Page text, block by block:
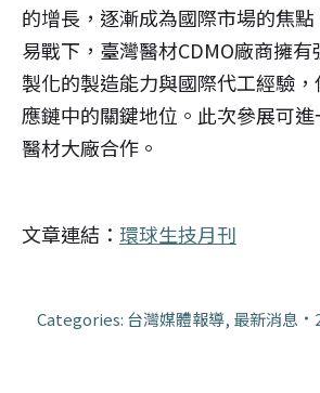
的增長，逐漸成為國際市場的焦
易戰下，臺灣醫材CDMO廠商擁
製化的製造能力與國際代工經驗
應鏈中的關鍵地位。此次參展可
醫材大廠合作。
文章連結： 環球生技月刊
Categories: 台灣媒體報導, 最新消息